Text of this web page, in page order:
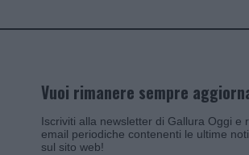
Vuoi rimanere sempre
Iscriviti alla newsletter di Gallura Oggi e
email periodiche contenenti le ultime
sul sito web!